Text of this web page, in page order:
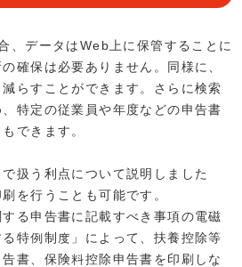
、データはWeb上に保管することに
確保は必要ありません。同様に、
らすことができます。さらに検索
特定の従業員や年度などの申告書
できます。
扱う利点について説明しました
を行うことも可能です。
る申告書に記載すべき事項の電磁
特例制度」によって、扶養控除等
書、保険料控除申告書を印刷しな